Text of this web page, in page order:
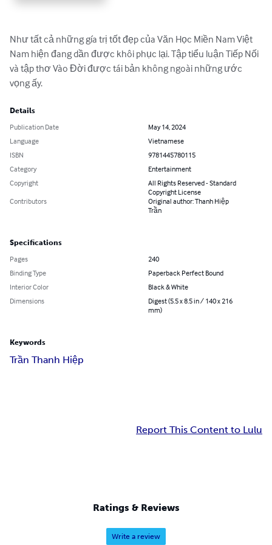
Như tất cả những gía trị tốt đẹp của Văn Học Miền Nam Việt
Nam hiện đang dần được ‎khôi phục lại. Tập tiểu luận Tiếp Nối
và tập thơ Vào Đời được tái bản không ngoài những ‎ước
vọng ấy.‎
Details
Publication Date
May 14, 2024
Language
Vietnamese
ISBN
9781445780115
Category
Entertainment
Copyright
All Rights Reserved - Standard
Copyright License
Contributors
Original author: Thanh Hiệp
Trần
Specifications
Pages
240
Binding Type
Paperback Perfect Bound
Interior Color
Black & White
Dimensions
Digest (5.5 x 8.5 in / 140 x 216
mm)
Keywords
Trần Thanh Hiệp
Report This Content to Lulu
Ratings & Reviews
Write a review